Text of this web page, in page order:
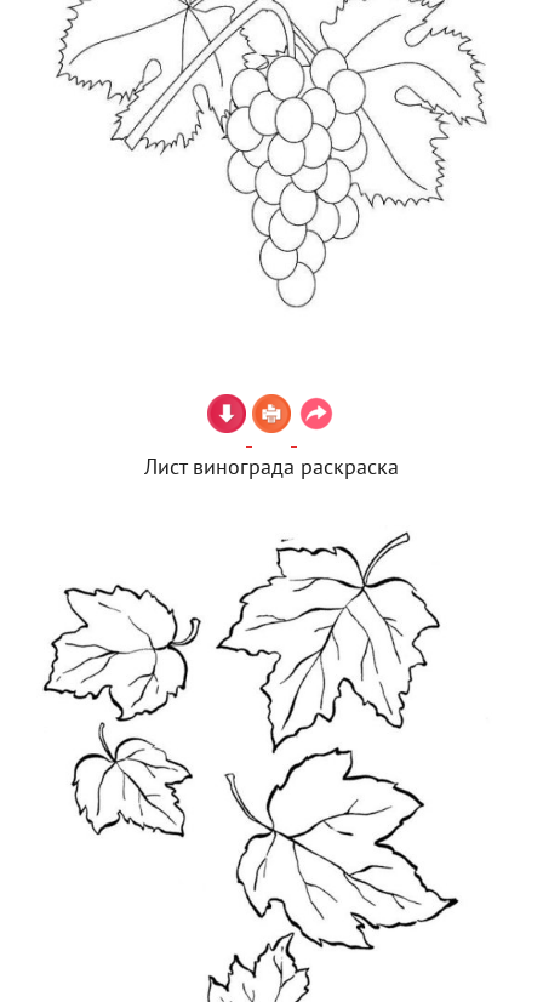
Лист винограда раскраска